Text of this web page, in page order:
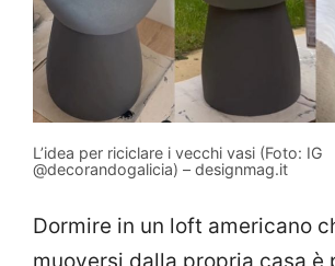
L’idea per riciclare i vecchi vasi (Foto: IG
@decorandogalicia) – designmag.it
Dormire in un loft americano
muoversi dalla propria casa è